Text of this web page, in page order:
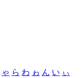
ゃ ら わ ゎ ん い ぃ